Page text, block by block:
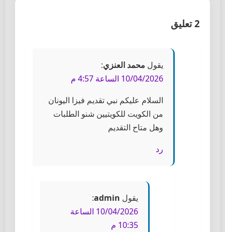
2 تعليق
يقول محمد العنزي:
10/04/2026 الساعة 4:57 م
السلام عليكم نبي تقديم فيزا اليونان
من الكويت للكويتيين شنو الطلبات
وهل متاح التقديم
رد
يقول admin
:
10/04/2026 الساعة
10:35 م